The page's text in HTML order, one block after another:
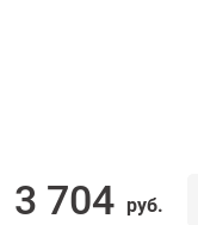
3 704 руб.